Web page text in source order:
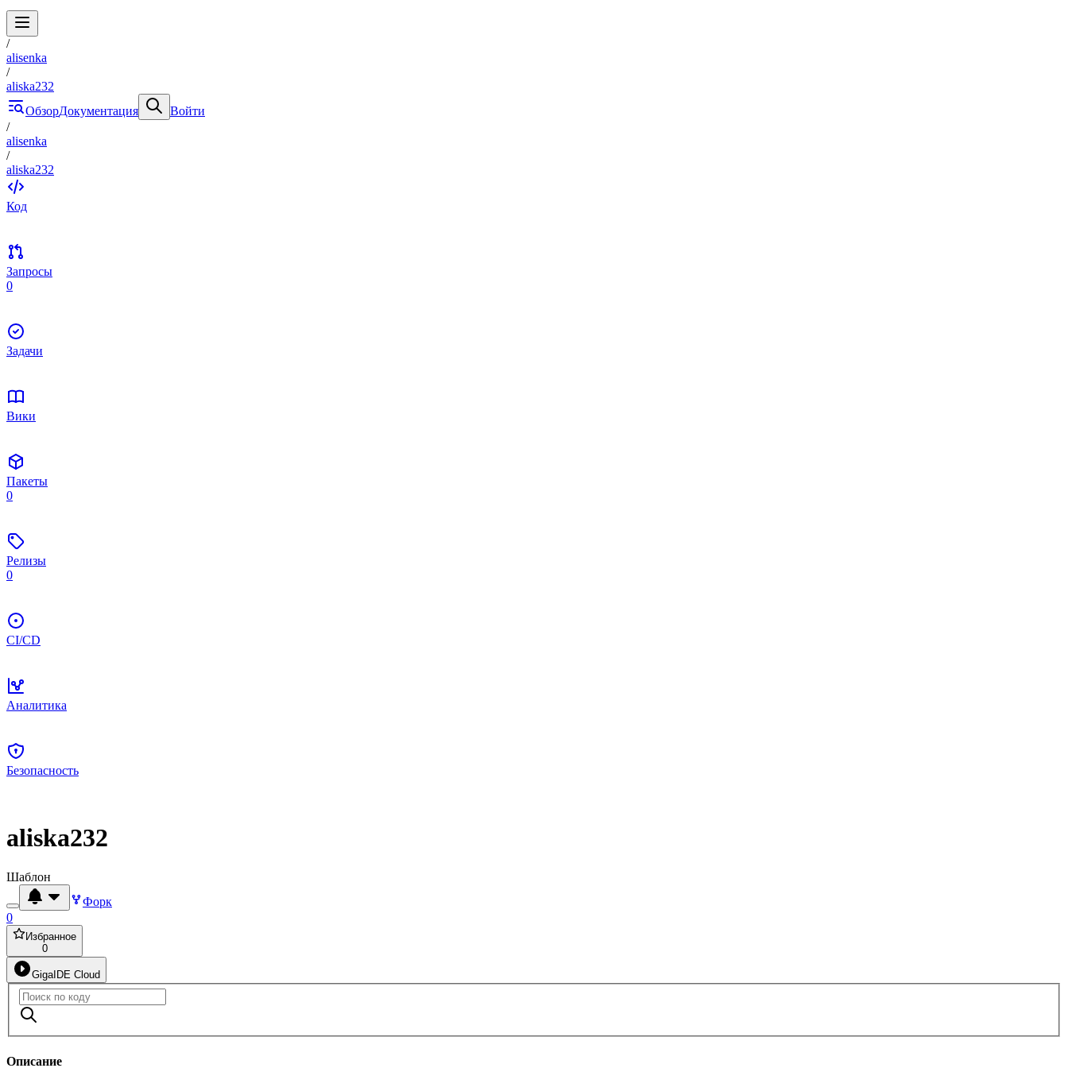
/
alisenka
/
aliska232
ОбзорДокументация
Войти
/
alisenka
/
aliska232
Код
Запросы
0
Задачи
Вики
Пакеты
0
Релизы
0
CI/CD
Аналитика
Безопасность
aliska232
Шаблон
Форк
0
Избранное
0
GigaIDE Cloud
Описание